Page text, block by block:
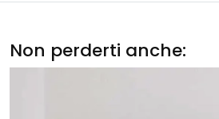
Non perderti anche: